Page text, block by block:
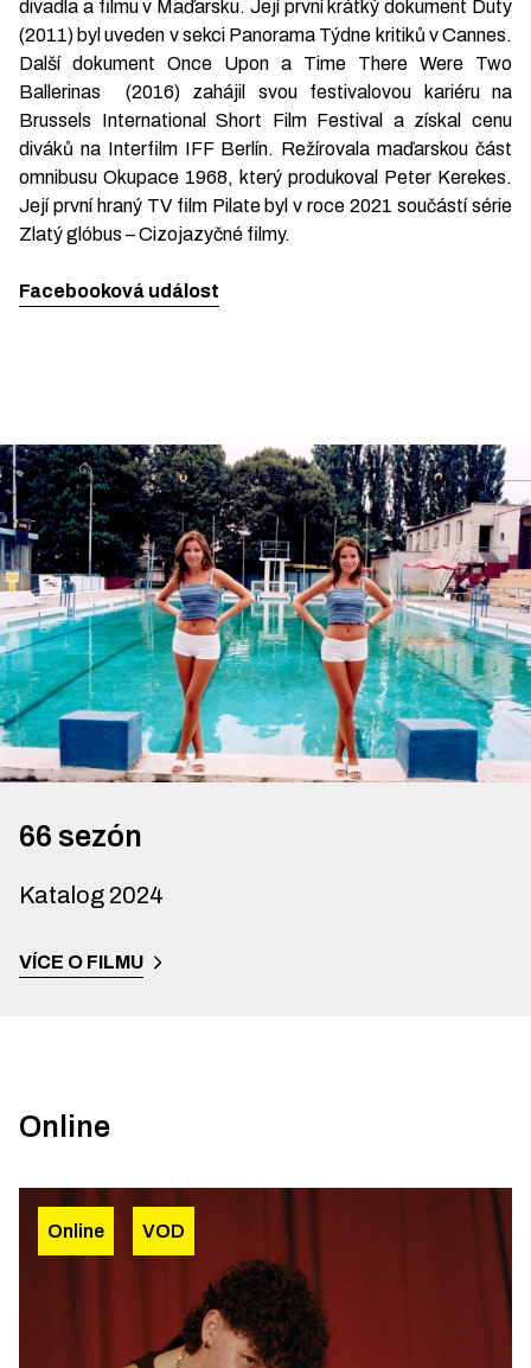
divadla a filmu v Maďarsku. Její první krátký dokument Duty
(2011) byl uveden v sekci Panorama Týdne kritiků v Cannes.
Další dokument Once Upon a Time There Were Two
Ballerinas (2016) zahájil svou festivalovou kariéru na
Brussels International Short Film Festival a získal cenu
diváků na Interfilm IFF Berlín. Režírovala maďarskou část
omnibusu Okupace 1968, který produkoval Peter Kerekes.
Její první hraný TV film Pilate byl v roce 2021 součástí série
Zlatý glóbus – Cizojazyčné filmy.
Facebooková událost
66 sezón
Katalog 2024
VÍCE O FILMU
Online
Online VOD